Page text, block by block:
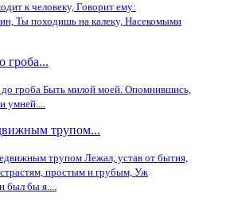
к человеку, Говорит ему:
Ты походишь на калеку, Насекомыми
гроба...
до гроба Быть милой моей. Опомнившись,
умней....
трупом...
трупом Лежал, устав от бытия,
простым и грубым, Уж
был бы я....